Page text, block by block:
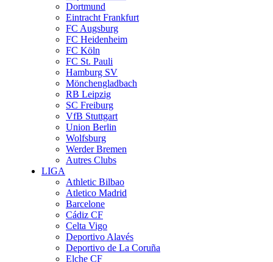
Dortmund
Eintracht Frankfurt
FC Augsburg
FC Heidenheim
FC Köln
FC St. Pauli
Hamburg SV
Mönchengladbach
RB Leipzig
SC Freiburg
VfB Stuttgart
Union Berlin
Wolfsburg
Werder Bremen
Autres Clubs
LIGA
Athletic Bilbao
Atletico Madrid
Barcelone
Cádiz CF
Celta Vigo
Deportivo Alavés
Deportivo de La Coruña
Elche CF